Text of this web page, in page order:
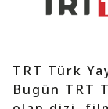
TRT Türk
Bugün TRT